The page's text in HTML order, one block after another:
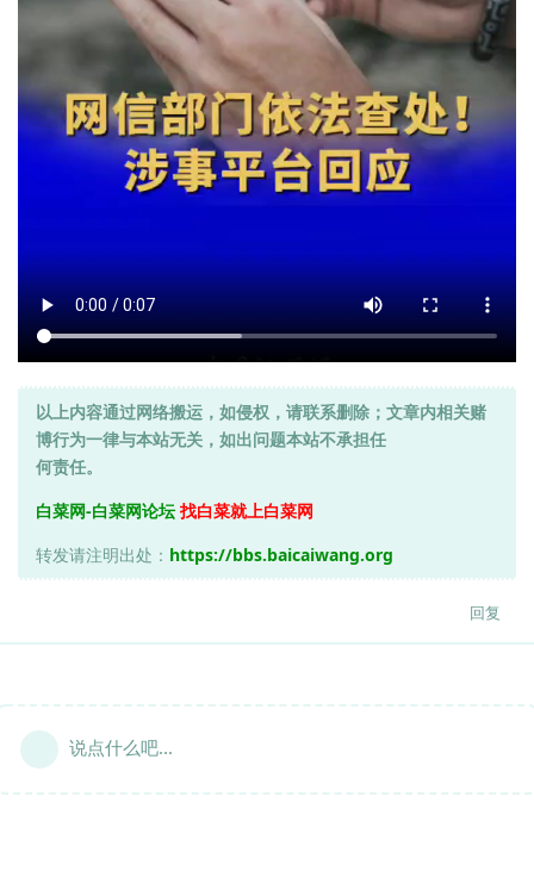
以上内容通过网络搬运，如侵权，请联系删除；文章内相关赌
博行为一律与本站无关，如出问题本站不承担任
何责任。
白菜网-白菜网论坛 找白菜就上白菜网
转发请注明出处： https://bbs.baicaiwang.org
回复
说点什么吧...